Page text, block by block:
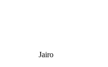
Jairo